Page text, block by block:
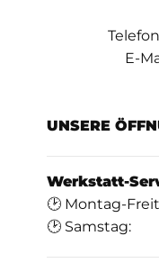
E-
UNSERE
Werkstatt-
🕑 Montag-
🕑